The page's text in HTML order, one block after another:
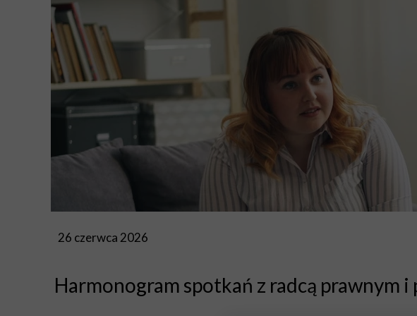
26 czerwca 2026
Harmonogram spotkań z radcą prawnym
O projekcie
Strona główna